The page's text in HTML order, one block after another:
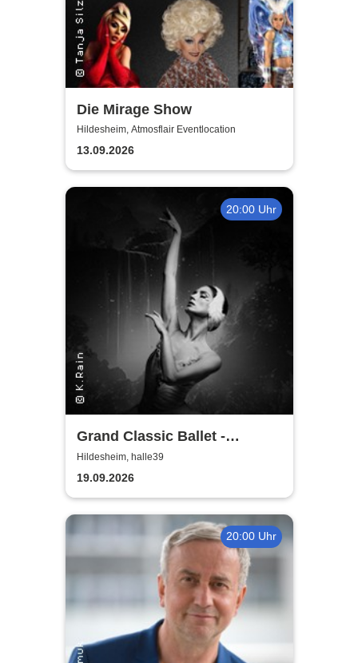
Die Mirage Show
Hildesheim, Atmosflair Eventlocation
13.09.2026
20:00 Uhr
Grand Classic Ballet -
Schwanensee - Jenseits der
Bühne mit live Streichquartett
Hildesheim, halle39
19.09.2026
20:00 Uhr